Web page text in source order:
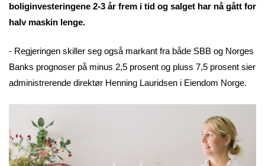
boliginvesteringene 2-3 år frem i tid og salget har nå gått for
halv maskin lenge.
- Regjeringen skiller seg også markant fra både SBB og Norges
Banks prognoser på minus 2,5 prosent og pluss 7,5 prosent sier
administrerende direktør Henning Lauridsen i Eiendom Norge.